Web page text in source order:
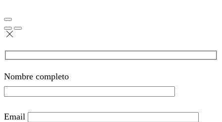
Nombre completo
Email